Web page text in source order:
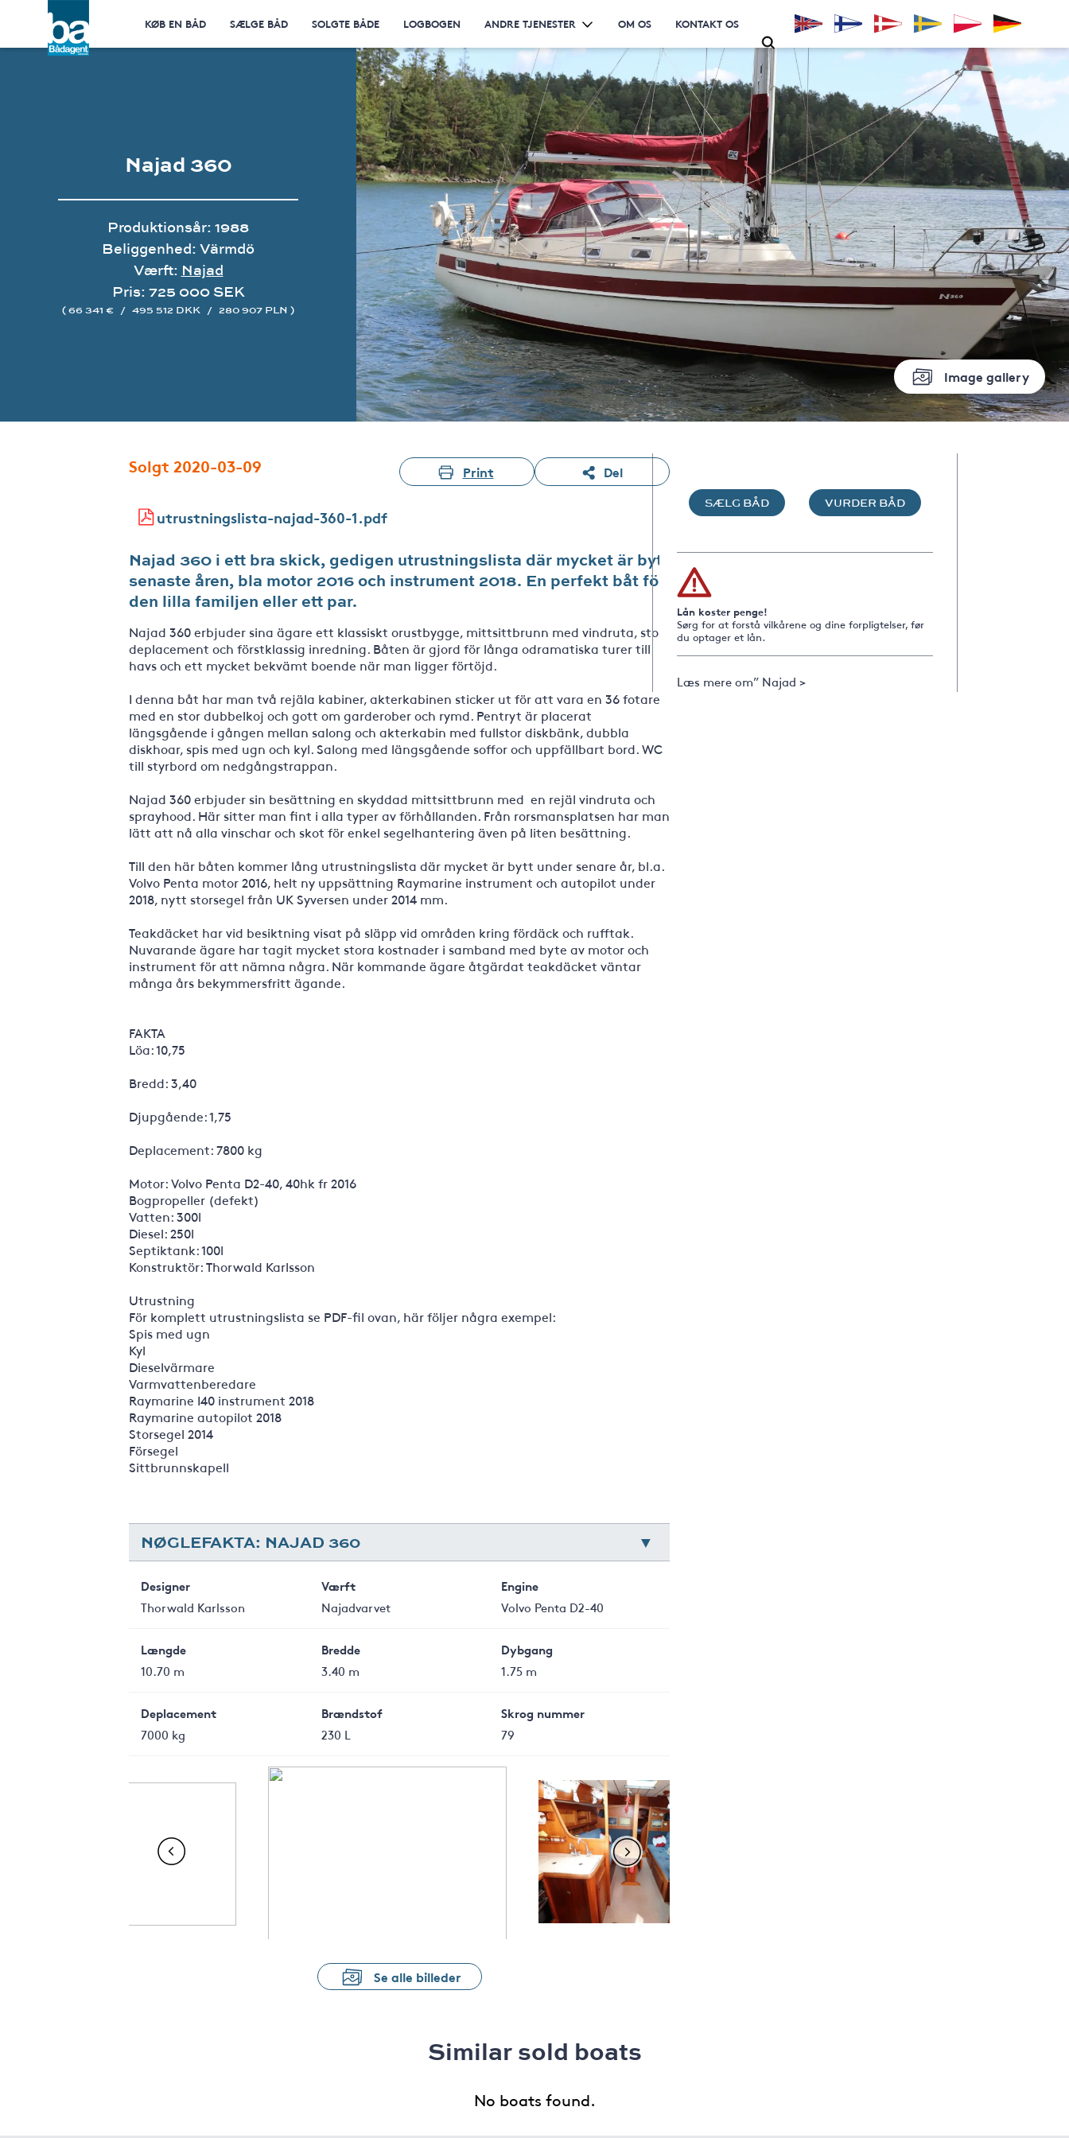
KØB EN BÅD SÆLGE BÅD SOLGTE BÅDE LOGBOGEN ANDRE TJENESTER OM OS KONTAKT OS
Image gallery
Najad 360
Produktionsår: 1988
Beliggenhed: Värmdö
Værft: Najad
Pris: 725 000 SEK
( 66 341 € / 495 512 DKK / 280 907 PLN )
Solgt 2020-03-09 Print Del
utrustningslista-najad-360-1.pdf
Najad 360 i ett bra skick, gedigen utrustningslista där mycket är bytt
senaste åren, bla motor 2016 och instrument 2018. En perfekt båt för
den lilla familjen eller ett par.
Najad 360 erbjuder sina ägare ett klassiskt orustbygge, mittsittbrunn med vindruta, stort
deplacement och förstklassig inredning. Båten är gjord för långa odramatiska turer till
havs och ett mycket bekvämt boende när man ligger förtöjd.
I denna båt har man två rejäla kabiner, akterkabinen sticker ut för att vara en 36 fotare
med en stor dubbelkoj och gott om garderober och rymd. Pentryt är placerat
längsgående i gången mellan salong och akterkabin med fullstor diskbänk, dubbla
diskhoar, spis med ugn och kyl. Salong med längsgående soffor och uppfällbart bord. WC
till styrbord om nedgångstrappan.
Najad 360 erbjuder sin besättning en skyddad mittsittbrunn med en rejäl vindruta och
sprayhood. Här sitter man fint i alla typer av förhållanden. Från rorsmansplatsen har man
lätt att nå alla vinschar och skot för enkel segelhantering även på liten besättning.
Till den här båten kommer lång utrustningslista där mycket är bytt under senare år, bl.a.
Volvo Penta motor 2016, helt ny uppsättning Raymarine instrument och autopilot under
2018, nytt storsegel från UK Syversen under 2014 mm.
Teakdäcket har vid besiktning visat på släpp vid områden kring fördäck och rufftak.
Nuvarande ägare har tagit mycket stora kostnader i samband med byte av motor och
instrument för att nämna några. När kommande ägare åtgärdat teakdäcket väntar
många års bekymmersfritt ägande.
FAKTA
Löa: 10,75
Bredd: 3,40
Djupgående: 1,75
Deplacement: 7800 kg
Motor: Volvo Penta D2-40, 40hk fr 2016
Bogpropeller (defekt)
Vatten: 300l
Diesel: 250l
Septiktank: 100l
Konstruktör: Thorwald Karlsson
Utrustning
För komplett utrustningslista se PDF-fil ovan, här följer några exempel:
Spis med ugn
Kyl
Dieselvärmare
Varmvattenberedare
Raymarine I40 instrument 2018
Raymarine autopilot 2018
Storsegel 2014
Försegel
Sittbrunnskapell
NØGLEFAKTA: NAJAD 360
Designer
Thorwald Karlsson
Værft
Najadvarvet
Engine
Volvo Penta D2-40
Længde
10.70 m
Bredde
3.40 m
Dybgang
1.75 m
Deplacement
7000 kg
Brændstof
230 L
Skrog nummer
79
Se alle billeder
SÆLG BÅD VURDER BÅD
Lån koster penge!
Sørg for at forstå vilkårene og dine forpligtelser, før
du optager et lån.
Læs mere om” Najad >
Similar sold boats
No boats found.